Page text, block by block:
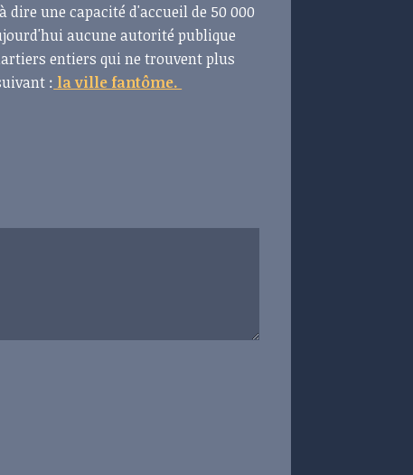
dire une capacité d'accueil de 50 000
aucune autorité publique
entiers qui ne trouvent plus
: la ville fantôme.